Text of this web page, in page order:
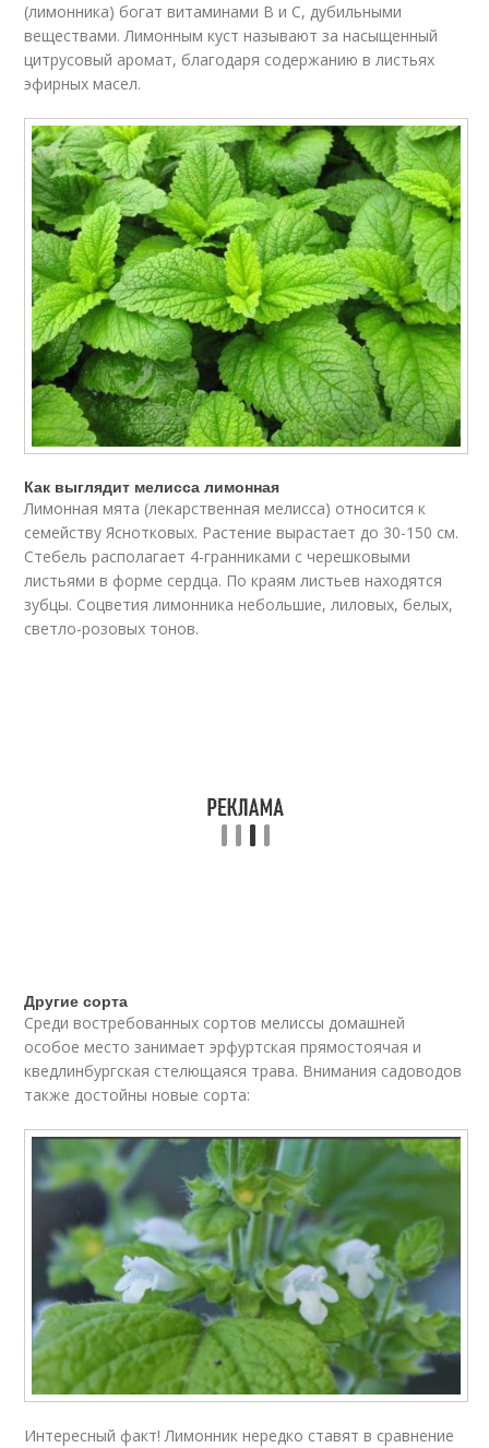
(лимонника) богат витаминами В и С, дубильными
веществами. Лимонным куст называют за насыщенный
цитрусовый аромат, благодаря содержанию в листьях
эфирных масел.
Как выглядит мелисса лимонная
Лимонная мята (лекарственная мелисса) относится к
семейству Яснотковых. Растение вырастает до 30-150 см.
Стебель располагает 4-гранниками с черешковыми
листьями в форме сердца. По краям листьев находятся
зубцы. Соцветия лимонника небольшие, лиловых, белых,
светло-розовых тонов.
Другие сорта
Среди востребованных сортов мелиссы домашней
особое место занимает эрфуртская прямостоячая и
кведлинбургская стелющаяся трава. Внимания садоводов
также достойны новые сорта:
Интересный факт! Лимонник нередко ставят в сравнение